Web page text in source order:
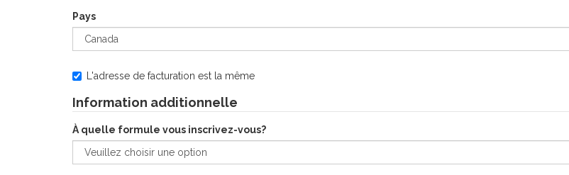
Pays
L'adresse de facturation est la même
Information additionnelle
À quelle formule vous inscrivez-vous?